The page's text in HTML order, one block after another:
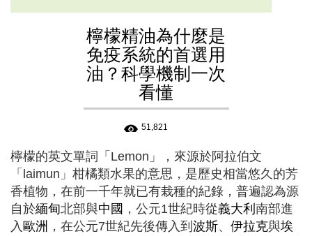
檸檬精油為什麼是
免疫系統的首選用
油？科學機制一次
看懂
51,821
檸檬的英文單詞「Lemon」，來源於阿拉伯文
「laimun」柑橘類水果的意思，是歷史相當悠久的芳
香植物，在前一千年就已有栽種的紀錄，普遍認為源
自於緬甸北部與中國 ，公元1世紀時從義大利 南部進
入 歐洲 ，在公元7世紀先後傳入到 波斯、 伊拉克與埃